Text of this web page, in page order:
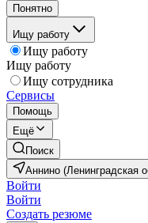
Понятно
Ищу работу
Ищу работу
Ищу работу
Ищу сотрудника
Сервисы
Помощь
Ещё
Поиск
Аннино (Ленинградская
Войти
Войти
Создать резюме